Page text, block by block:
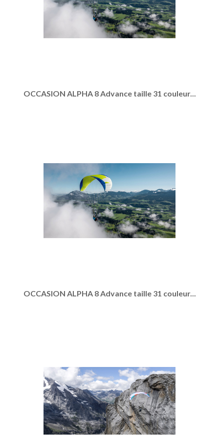
OCCASION ALPHA 8 Advance taille 31 couleur...
OCCASION ALPHA 8 Advance taille 31 couleur...